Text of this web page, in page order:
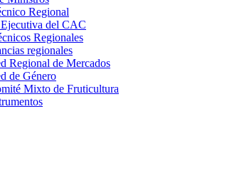
Regional
Ejecutiva del CAC
Regionales
regionales
Regional de Mercados
de Género
Mixto de Fruticultura